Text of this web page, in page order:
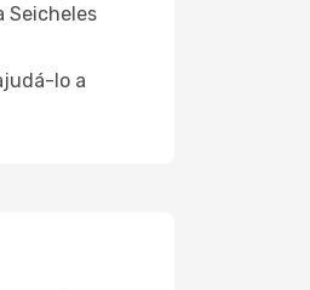
Seicheles
lo a